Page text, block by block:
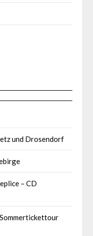
und Drosendorf
– CD